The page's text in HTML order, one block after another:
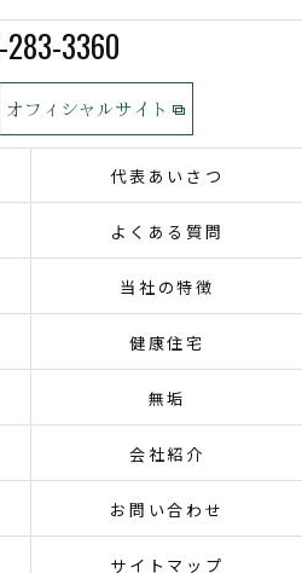
283-3360
オフィシャルサイト
代表あいさつ
よくある質問
当社の特徴
健康住宅
無垢
会社紹介
お問い合わせ
サイトマップ